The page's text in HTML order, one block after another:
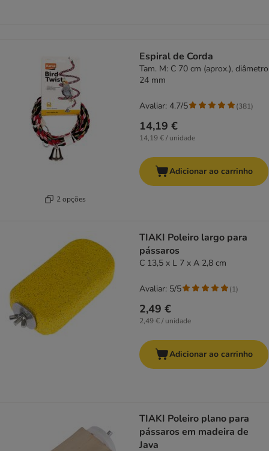
2 opções
Espiral de Corda
Tam. M: C 70 cm (aprox.), diâmetro
24 mm
14,19 €
14,19 € / unidade
Avaliar: 4.7/5 (381)
Adicionar ao carrinho
TIAKI Poleiro largo para
pássaros
C 13,5 x L 7 x A 2,8 cm
2,49 €
2,49 € / unidade
Avaliar: 5/5 (1)
Adicionar ao carrinho
TIAKI Poleiro plano para
pássaros em madeira de
Java